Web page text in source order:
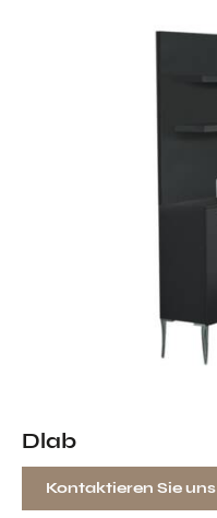
Dlab
Kontaktieren Sie uns